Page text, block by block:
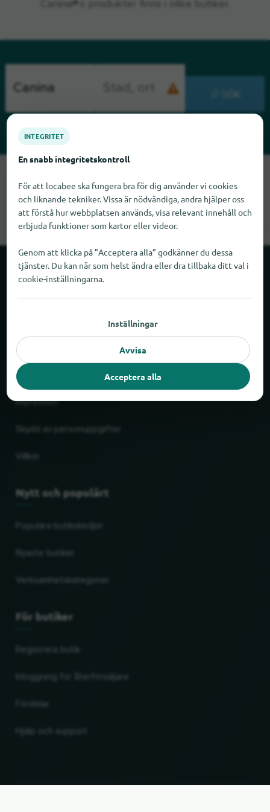
Canina®:s produkter finns i olika butiker.
SÖK
finns skulle vi bli glada om du meddelade oss det.
Om locabee
Partner
Juridiskt
Impressum
Nytt och populärt
Verksamhetskategorier
För butiker
Inloggning för återförsäljare
Fördelar
INTEGRITET
En snabb integritetskontroll
För att locabee ska fungera bra för dig använder vi cookies
och liknande tekniker. Vissa är nödvändiga, andra hjälper oss
att förstå hur webbplatsen används, visa relevant innehåll och
erbjuda funktioner som kartor eller videor.
Genom att klicka på ”Acceptera alla” godkänner du dessa
tjänster. Du kan när som helst ändra eller dra tillbaka ditt val i
cookie-inställningarna.
Inställningar
Avvisa
Acceptera alla